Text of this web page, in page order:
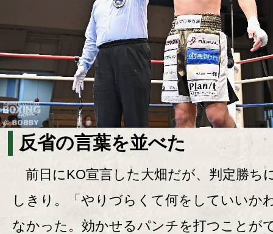
反省の言葉を並べた
前日にKO宣言した大畑だが、判定勝ち
しきり。「やりづらくて何をしていいか
なかった。効かせるパンチを打つことが